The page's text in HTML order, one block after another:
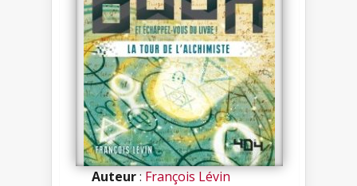
Auteur:François Lévin